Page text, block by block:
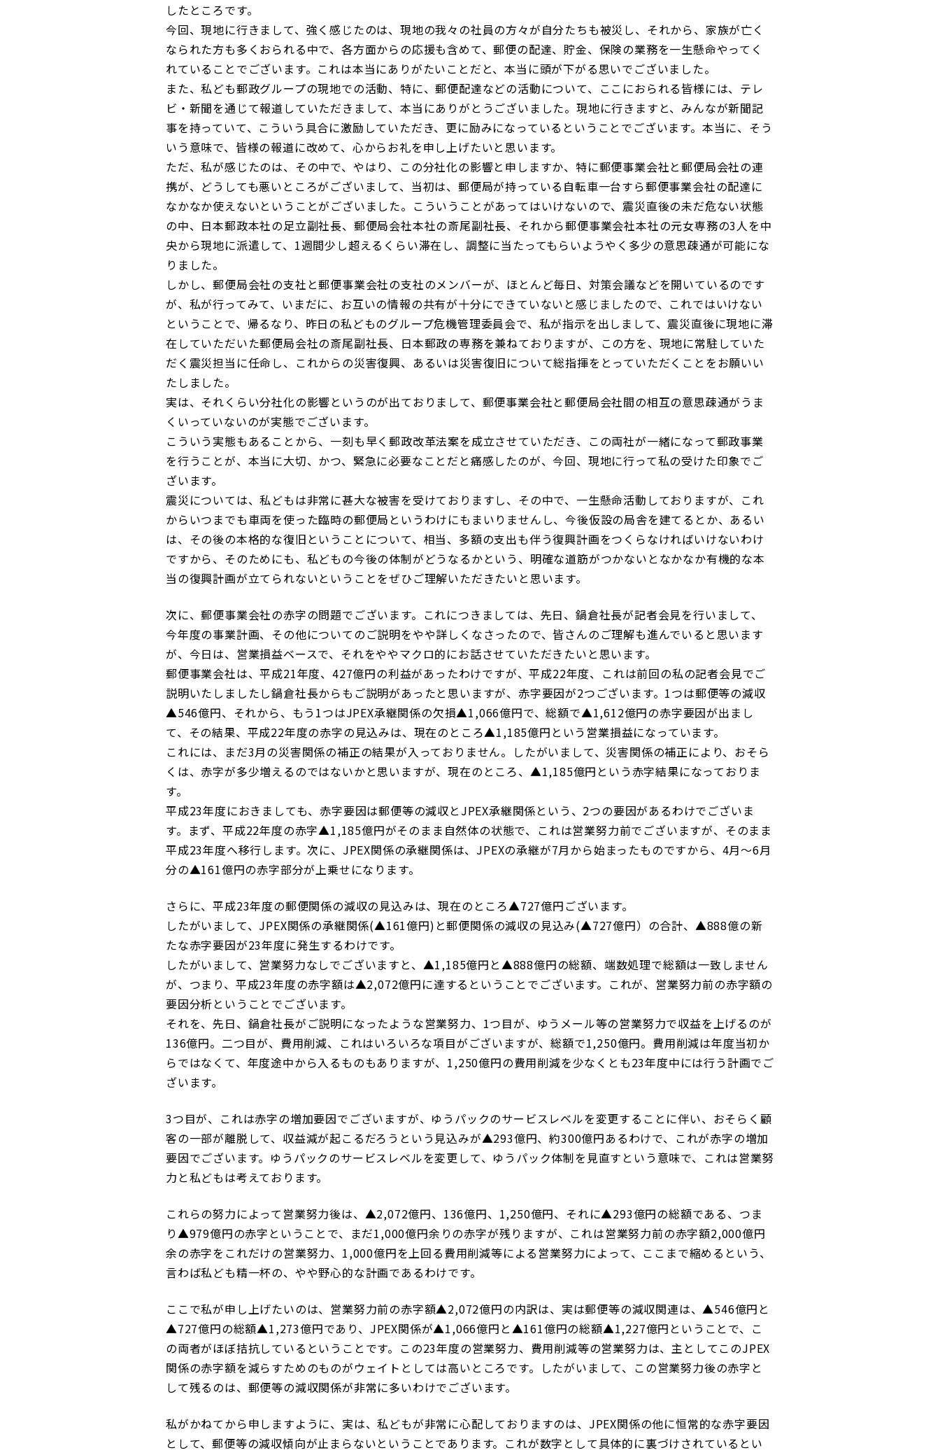
したところです。
今回、現地に行きまして、強く感じたのは、現地の我々の社員の方々が自分たちも被災し、それから、家族が亡く
なられた方も多くおられる中で、各方面からの応援も含めて、郵便の配達、貯金、保険の業務を一生懸命やってく
れていることでございます。これは本当にありがたいことだと、本当に頭が下がる思いでございました。
また、私ども郵政グループの現地での活動、特に、郵便配達などの活動について、ここにおられる皆様には、テレ
ビ・新聞を通じて報道していただきまして、本当にありがとうございました。現地に行きますと、みんなが新聞記
事を持っていて、こういう具合に激励していただき、更に励みになっているということでございます。本当に、そう
いう意味で、皆様の報道に改めて、心からお礼を申し上げたいと思います。
ただ、私が感じたのは、その中で、やはり、この分社化の影響と申しますか、特に郵便事業会社と郵便局会社の連
携が、どうしても悪いところがございまして、当初は、郵便局が持っている自転車一台すら郵便事業会社の配達に
なかなか使えないということがございました。こういうことがあってはいけないので、震災直後の未だ危ない状態
の中、日本郵政本社の足立副社長、郵便局会社本社の斎尾副社長、それから郵便事業会社本社の元女専務の3人を中
央から現地に派遣して、1週間少し超えるくらい滞在し、調整に当たってもらいようやく多少の意思疎通が可能にな
りました。
しかし、郵便局会社の支社と郵便事業会社の支社のメンバーが、ほとんど毎日、対策会議などを開いているのです
が、私が行ってみて、いまだに、お互いの情報の共有が十分にできていないと感じましたので、これではいけない
ということで、帰るなり、昨日の私どものグループ危機管理委員会で、私が指示を出しまして、震災直後に現地に滞
在していただいた郵便局会社の斎尾副社長、日本郵政の専務を兼ねておりますが、この方を、現地に常駐していた
だく震災担当に任命し、これからの災害復興、あるいは災害復旧について総指揮をとっていただくことをお願いい
たしました。
実は、それくらい分社化の影響というのが出ておりまして、郵便事業会社と郵便局会社間の相互の意思疎通がうま
くいっていないのが実態でございます。
こういう実態もあることから、一刻も早く郵政改革法案を成立させていただき、この両社が一緒になって郵政事業
を行うことが、本当に大切、かつ、緊急に必要なことだと痛感したのが、今回、現地に行って私の受けた印象でご
ざいます。
震災については、私どもは非常に甚大な被害を受けておりますし、その中で、一生懸命活動しておりますが、これ
からいつまでも車両を使った臨時の郵便局というわけにもまいりませんし、今後仮設の局舎を建てるとか、あるい
は、その後の本格的な復旧ということについて、相当、多額の支出も伴う復興計画をつくらなければいけないわけ
ですから、そのためにも、私どもの今後の体制がどうなるかという、明確な道筋がつかないとなかなか有機的な本
当の復興計画が立てられないということをぜひご理解いただきたいと思います。
次に、郵便事業会社の赤字の問題でございます。これにつきましては、先日、鍋倉社長が記者会見を行いまして、
今年度の事業計画、その他についてのご説明をやや詳しくなさったので、皆さんのご理解も進んでいると思います
が、今日は、営業損益ベースで、それをややマクロ的にお話させていただきたいと思います。
郵便事業会社は、平成21年度、427億円の利益があったわけですが、平成22年度、これは前回の私の記者会見でご
説明いたしましたし鍋倉社長からもご説明があったと思いますが、赤字要因が2つございます。1つは郵便等の減収
▲546億円、それから、もう1つはJPEX承継関係の欠損▲1,066億円で、総額で▲1,612億円の赤字要因が出まし
て、その結果、平成22年度の赤字の見込みは、現在のところ▲1,185億円という営業損益になっています。
これには、まだ3月の災害関係の補正の結果が入っておりません。したがいまして、災害関係の補正により、おそら
くは、赤字が多少増えるのではないかと思いますが、現在のところ、▲1,185億円という赤字結果になっておりま
す。
平成23年度におきましても、赤字要因は郵便等の減収とJPEX承継関係という、2つの要因があるわけでございま
す。まず、平成22年度の赤字▲1,185億円がそのまま自然体の状態で、これは営業努力前でございますが、そのまま
平成23年度へ移行します。次に、JPEX関係の承継関係は、JPEXの承継が7月から始まったものですから、4月～6月
分の▲161億円の赤字部分が上乗せになります。
さらに、平成23年度の郵便関係の減収の見込みは、現在のところ▲727億円ございます。
したがいまして、JPEX関係の承継関係(▲161億円)と郵便関係の減収の見込み(▲727億円）の合計、▲888億の新
たな赤字要因が23年度に発生するわけです。
したがいまして、営業努力なしでございますと、▲1,185億円と▲888億円の総額、端数処理で総額は一致しません
が、つまり、平成23年度の赤字額は▲2,072億円に達するということでございます。これが、営業努力前の赤字額の
要因分析ということでございます。
それを、先日、鍋倉社長がご説明になったような営業努力、1つ目が、ゆうメール等の営業努力で収益を上げるのが
136億円。二つ目が、費用削減、これはいろいろな項目がございますが、総額で1,250億円。費用削減は年度当初か
らではなくて、年度途中から入るものもありますが、1,250億円の費用削減を少なくとも23年度中には行う計画でご
ざいます。
3つ目が、これは赤字の増加要因でございますが、ゆうパックのサービスレベルを変更することに伴い、おそらく顧
客の一部が離脱して、収益減が起こるだろうという見込みが▲293億円、約300億円あるわけで、これが赤字の増加
要因でございます。ゆうパックのサービスレベルを変更して、ゆうパック体制を見直すという意味で、これは営業努
力と私どもは考えております。
これらの努力によって営業努力後は、▲2,072億円、136億円、1,250億円、それに▲293億円の総額である、つま
り▲979億円の赤字ということで、まだ1,000億円余りの赤字が残りますが、これは営業努力前の赤字額2,000億円
余の赤字をこれだけの営業努力、1,000億円を上回る費用削減等による営業努力によって、ここまで縮めるという、
言わば私ども精一杯の、やや野心的な計画であるわけです。
ここで私が申し上げたいのは、営業努力前の赤字額▲2,072億円の内訳は、実は郵便等の減収関連は、▲546億円と
▲727億円の総額▲1,273億円であり、JPEX関係が▲1,066億円と▲161億円の総額▲1,227億円ということで、こ
の両者がほぼ拮抗しているということです。この23年度の営業努力、費用削減等の営業努力は、主としてこのJPEX
関係の赤字額を減らすためのものがウェイトとしては高いところです。したがいまして、この営業努力後の赤字と
して残るのは、郵便等の減収関係が非常に多いわけでございます。
私がかねてから申しますように、実は、私どもが非常に心配しておりますのは、JPEX関係の他に恒常的な赤字要因
として、郵便等の減収傾向が止まらないということであります。これが数字として具体的に裏づけされているとい